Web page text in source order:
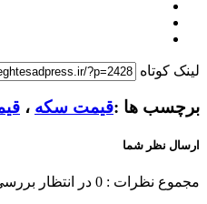
لینک کوتاه
برچسب ها :قیمت سکه ،
ارسال نظر شما
مجموع نظرات : 0 در انتظار